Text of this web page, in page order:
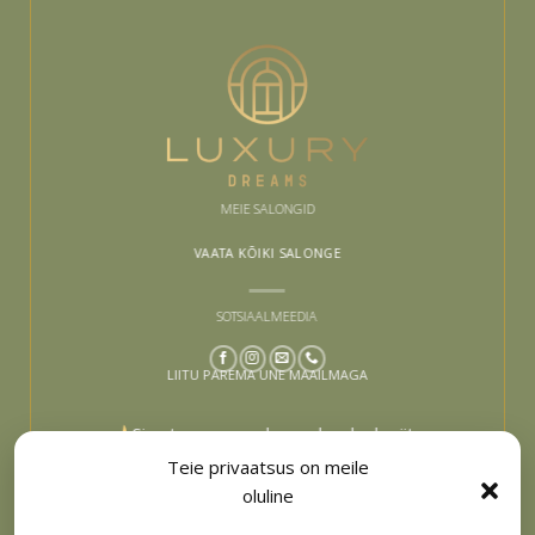
Teie privaatsus on meile
oluline
MEIE SALONGID
VAATA KÕIKI SALONGE
SOTSIAALMEEDIA
LIITU PAREMA UNE MAAILMAGA
Sinu tee paremaks uneks algab siit –
liitu ja lase end inspireerida